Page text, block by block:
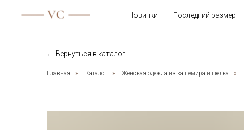
Новинки Последний размер
← Вернуться в каталог
Главная » Каталог » Женская одежда из кашемира и шелка »